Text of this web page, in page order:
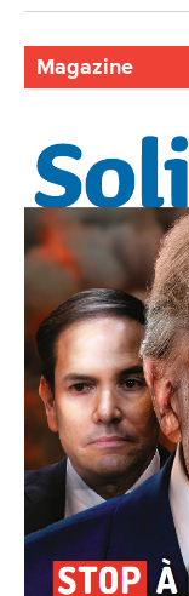
Magazine